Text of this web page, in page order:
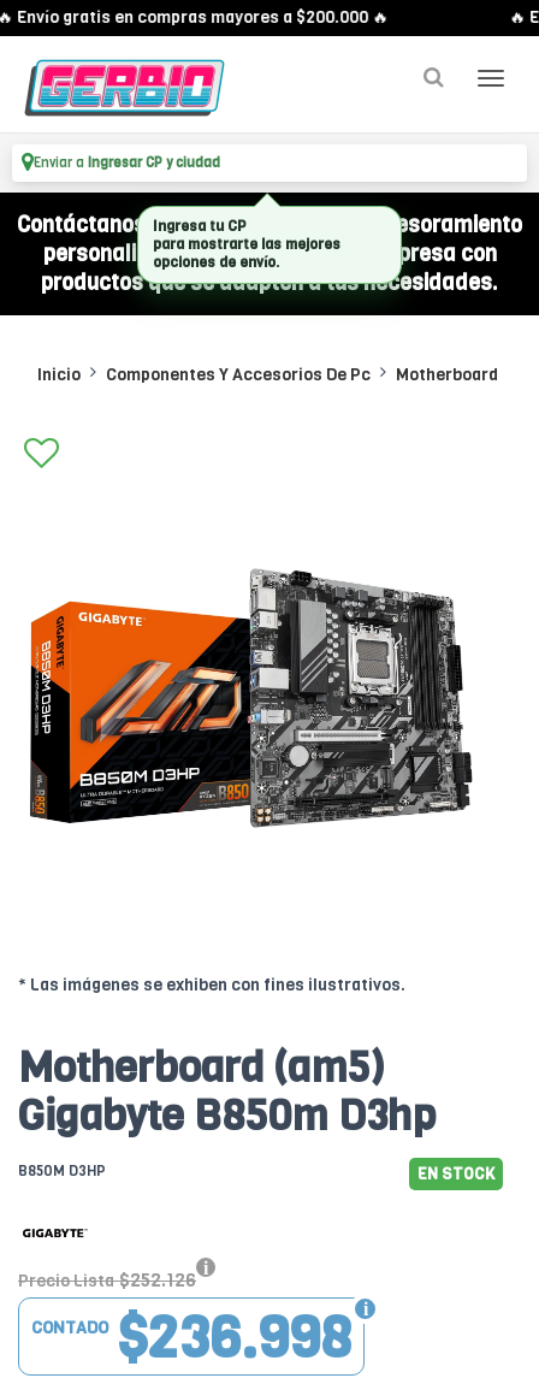
Envío gratis en compras mayores a $200.000 🔥 🔥
Enviar a Ingresar CP y ciudad
Contáctanos por WhatsApp y recibí asesoramiento
personalizado para equipar a tu empresa con
productos que se adapten a tus necesidades.
Inicio Componentes Y Accesorios De Pc Motherboard
* Las imágenes se exhiben con fines ilustrativos.
Motherboard (am5)
Gigabyte B850m D3hp
B850M D3HP EN STOCK
Precio Lista $252.126
$236.998
CONTADO
Ingresa tu CP
para mostrarte las mejores
opciones de envío.